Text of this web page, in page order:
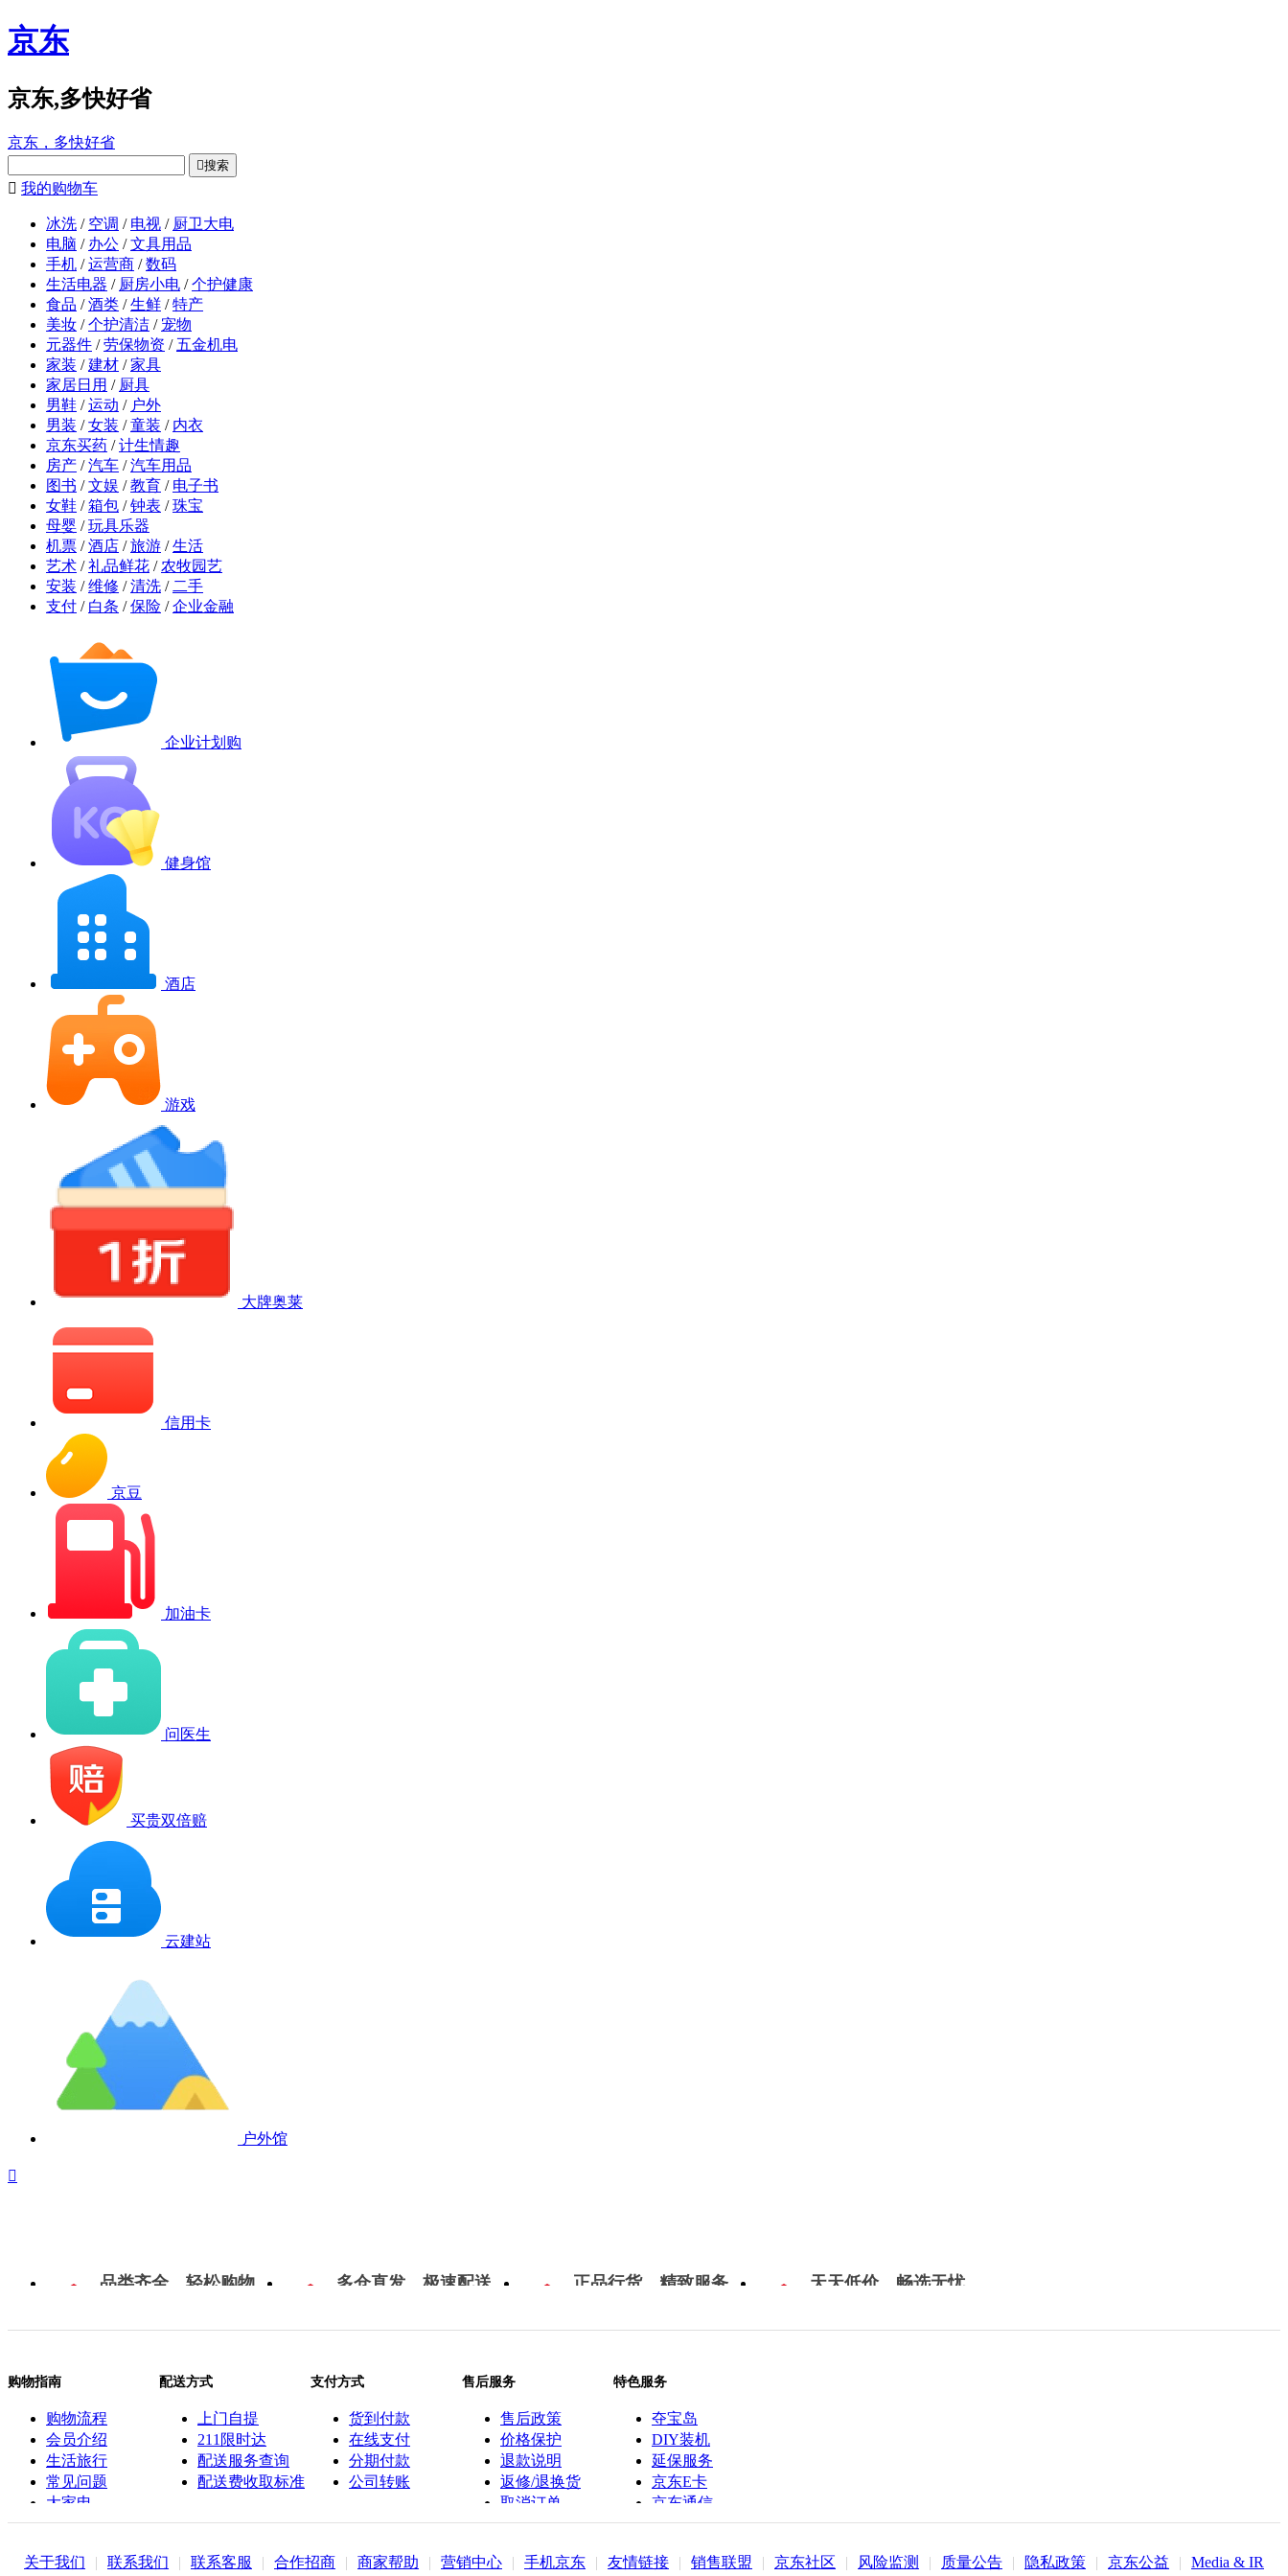
京东
京东,多快好省
京东，多快好省
搜索
 我的购物车
冰洗 / 空调 / 电视 / 厨卫大电
电脑 / 办公 / 文具用品
手机 / 运营商 / 数码
生活电器 / 厨房小电 / 个护健康
食品 / 酒类 / 生鲜 / 特产
美妆 / 个护清洁 / 宠物
元器件 / 劳保物资 / 五金机电
家装 / 建材 / 家具
家居日用 / 厨具
男鞋 / 运动 / 户外
男装 / 女装 / 童装 / 内衣
京东买药 / 计生情趣
房产 / 汽车 / 汽车用品
图书 / 文娱 / 教育 / 电子书
女鞋 / 箱包 / 钟表 / 珠宝
母婴 / 玩具乐器
机票 / 酒店 / 旅游 / 生活
艺术 / 礼品鲜花 / 农牧园艺
安装 / 维修 / 清洗 / 二手
支付 / 白条 / 保险 / 企业金融
企业计划购
健身馆
酒店
游戏
大牌奥莱
信用卡
京豆
加油卡
问医生
买贵双倍赔
云建站
户外馆

品类齐全，轻松购物 多仓直发，极速配送 正品行货，精致服务 天天低价，畅选无忧
购物指南
购物流程
会员介绍
生活旅行
常见问题
大家电
联系客服
配送方式
上门自提
211限时达
配送服务查询
配送费收取标准
支付方式
货到付款
在线支付
分期付款
公司转账
售后服务
售后政策
价格保护
退款说明
返修/退换货
取消订单
特色服务
夺宝岛
DIY装机
延保服务
京东E卡
京东通信
京鱼座智能
关于我们 | 联系我们 | 联系客服 | 合作招商 | 商家帮助 | 营销中心 | 手机京东 | 友情链接 | 销售联盟 | 京东社区 | 风险监测 | 质量公告 | 隐私政策 | 京东公益 | Media & IR